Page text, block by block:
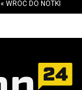
« WRÓĆ DO NOTKI